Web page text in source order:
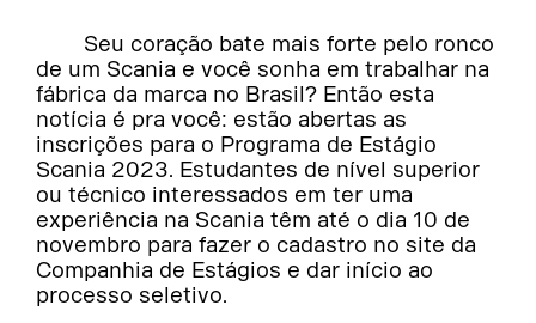
Seu coração bate mais forte pelo ronco
de um Scania e você sonha em trabalhar na
fábrica da marca no Brasil? Então esta
notícia é pra você: estão abertas as
inscrições para o Programa de Estágio
Scania 2023. Estudantes de nível superior
ou técnico interessados em ter uma
experiência na Scania têm até o dia 10 de
novembro para fazer o cadastro no site da
Companhia de Estágios e dar início ao
processo seletivo.